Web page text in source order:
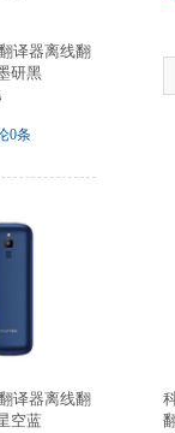
译器离线翻
研黑
0条
译器离线翻
空蓝